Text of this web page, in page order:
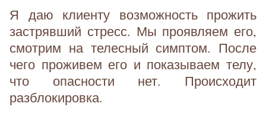
Я даю клиенту возможность прожить
застрявший стресс. Мы проявляем его,
смотрим на телесный симптом. После
чего проживем его и показываем телу,
что опасности нет. Происходит
разблокировка.